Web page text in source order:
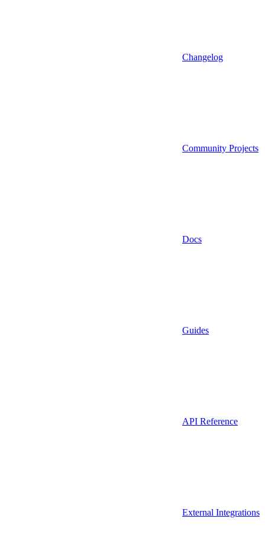
Changelog
Community Projects
Docs
Guides
API Reference
External Integrations